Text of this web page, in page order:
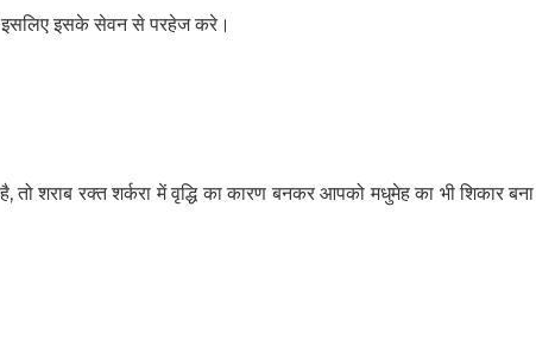
इसलिए इसके सेवन से परहेज करे।
शराब रक्त शर्करा में वृद्धि का कारण बनकर आपको मधुमेह का भी शिकार बना